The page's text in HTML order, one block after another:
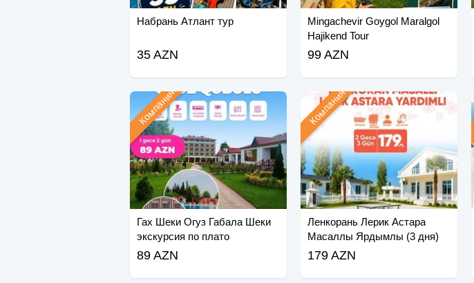
Набрань Атлант тур
35 AZN
Mingachevir Goygol Maralgol
Hajikend Tour
99 AZN
Гах Шеки Огуз Габала Шеки
экскурсия по плато
Компания
89 AZN
Ленкорань Лерик Астара
Масаллы Ярдымлы (3 дня)
Компания
179 AZN